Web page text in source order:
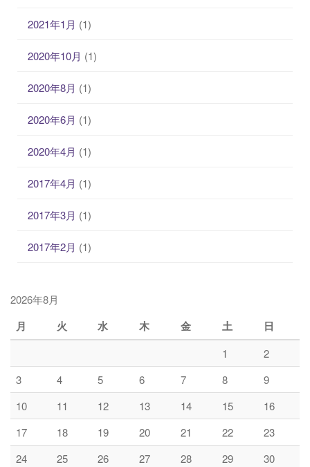
2021年1月 (1)
2020年10月 (1)
2020年8月 (1)
2020年6月 (1)
2020年4月 (1)
2017年4月 (1)
2017年3月 (1)
2017年2月 (1)
2026年8月
月 火 水 木 金 土 日
1
2
3
4 5 6 7 8
9
10
11 12 13 14 15
16
17
18 19 20 21 22
23
24
25 26 27 28 29 30